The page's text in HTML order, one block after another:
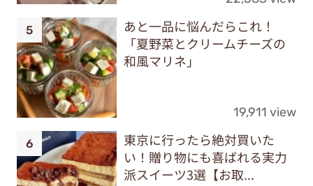
あと一品に悩んだらこれ！
「夏野菜とクリームチーズの
和風マリネ」
19,911 view
東京に行ったら絶対買いた
い！贈り物にも喜ばれる実力
派スイーツ3選【お取...